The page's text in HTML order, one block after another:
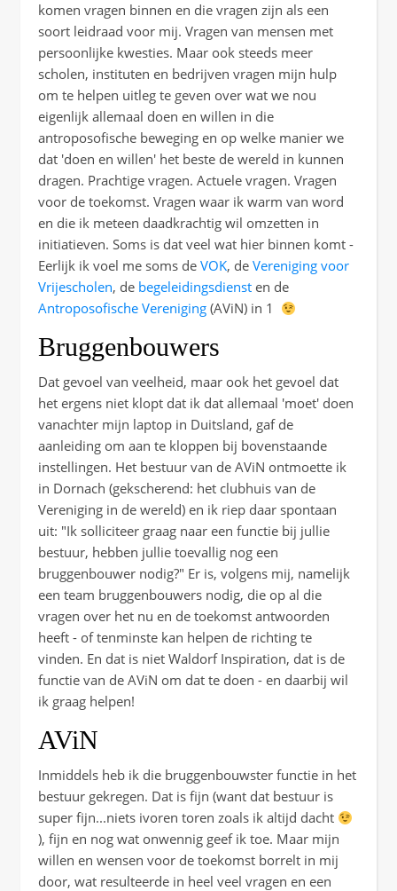
komen vragen binnen en die vragen zijn als een
soort leidraad voor mij. Vragen van mensen met
persoonlijke kwesties. Maar ook steeds meer
scholen, instituten en bedrijven vragen mijn hulp
om te helpen uitleg te geven over wat we nou
eigenlijk allemaal doen en willen in die
antroposofische beweging en op welke manier we
dat 'doen en willen' het beste de wereld in kunnen
dragen. Prachtige vragen. Actuele vragen. Vragen
voor de toekomst. Vragen waar ik warm van word
en die ik meteen daadkrachtig wil omzetten in
initiatieven. Soms is dat veel wat hier binnen komt -
Eerlijk ik voel me soms de VOK, de Vereniging voor
Vrijescholen, de begeleidingsdienst en de
Antroposofische Vereniging (AViN) in 1
Bruggenbouwers
Dat gevoel van veelheid, maar ook het gevoel dat
het ergens niet klopt dat ik dat allemaal 'moet' doen
vanachter mijn laptop in Duitsland, gaf de
aanleiding om aan te kloppen bij bovenstaande
instellingen. Het bestuur van de AViN ontmoette ik
in Dornach (gekscherend: het clubhuis van de
Vereniging in de wereld) en ik riep daar spontaan
uit: "Ik solliciteer graag naar een functie bij jullie
bestuur, hebben jullie toevallig nog een
bruggenbouwer nodig?" Er is, volgens mij, namelijk
een team bruggenbouwers nodig, die op al die
vragen over het nu en de toekomst antwoorden
heeft - of tenminste kan helpen de richting te
vinden. En dat is niet Waldorf Inspiration, dat is de
functie van de AViN om dat te doen - en daarbij wil
ik graag helpen!
AViN
Inmiddels heb ik die bruggenbouwster functie in het
bestuur gekregen. Dat is fijn (want dat bestuur is
super fijn...niets ivoren toren zoals ik altijd dacht
), fijn en nog wat onwennig geef ik toe. Maar mijn
willen en wensen voor de toekomst borrelt in mij
door, wat resulteerde in heel veel vragen en een